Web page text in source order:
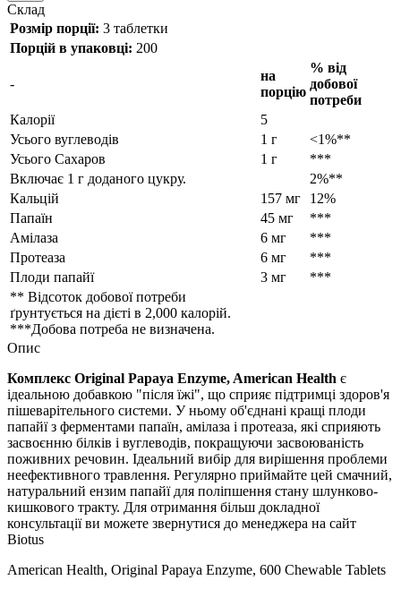
Склад
Розмір порції: 3 таблетки
Порцій в упаковці: 200
-
на
порцію
% від
добової
потреби
Калорії
5
Усього вуглеводів
1 г
<1%**
Усього Сахаров
1 г
***
Включає 1 г доданого цукру.
2%**
Кальцій
157 мг
12%
Папаїн
45 мг
***
Амілаза
6 мг
***
Протеаза
6 мг
***
Плоди папайї
3 мг
***
** Відсоток добової потреби
ґрунтується на дієті в 2,000 калорій.
***Добова потреба не визначена.
Опис
Комплекс Original Papaya Enzyme, American Health є
ідеальною добавкою "після їжі", що сприяє підтримці здоров'я
пішеварітельного системи. У ньому об'єднані кращі плоди
папайї з ферментами папаїн, амілаза і протеаза, які сприяють
засвоєнню білків і вуглеводів, покращуючи засвоюваність
поживних речовин. Ідеальний вибір для вирішення проблеми
неефективного травлення. Регулярно приймайте цей смачний,
натуральний ензим папайї для поліпшення стану шлунково-
кишкового тракту. Для отримання більш докладної
консультації ви можете звернутися до менеджера на сайт
Biotus
American Health, Original Papaya Enzyme, 600 Chewable Tablets